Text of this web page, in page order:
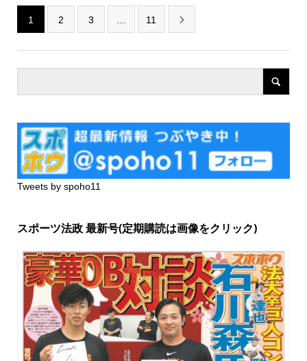
1 2 3 11 
Tweets by spoho11
スポーツ法政 最新号(定期購読は画像をクリック)